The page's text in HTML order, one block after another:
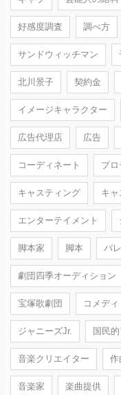
好感度調査 調べ方
サンドウィッチマン
北川景子 契約金
イメージキャラクター
広告代理店 広告
コーディネート プ
キャスティング キ
エンターテイメント
脚本家 脚本 バ
劇団四季オーディション
宝塚歌劇団 コメディ
ジャニーズJr. 国民
音楽クリエイター 作
音楽家 楽曲提供